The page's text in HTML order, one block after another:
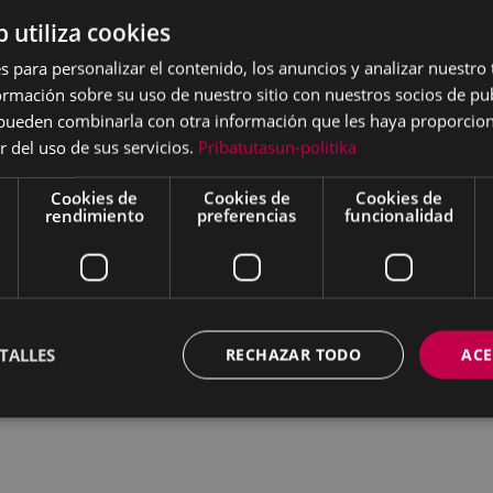
o inventar términos en euskera para vocablos
el mundo digital provenientes sobre todo del
Los oganizadores son el Ayuntamiento AEK de Eibar
deseen participar podrán elegir una o varias palabras
inventar o encontrar su equivalente en euskera.
enviandolas por correo electrónico a
o llevandolas a la urna instalada en la
utiliza cookies
para personalizar el contenido, los anuncios y analizar nuestro
sobre su uso de nuestro sitio con nuestros socios de
combinarla con otra información que les haya
del uso de sus servicios. Pribatutasun-politika
Cookies de
rendimiento
Cookies de
preferencias
Cookies de
funcionalidad
RECHAZAR TODO